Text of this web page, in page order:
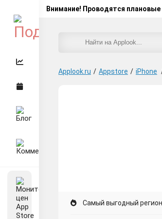
Внимание! Проводятся
Applook.ru / Appstore / iPhone
Самый выгодный